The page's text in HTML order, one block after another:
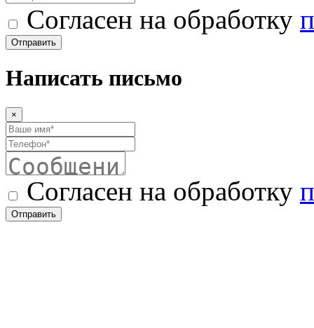
Согласен на обработку
Отправить
Написать письмо
×
Согласен на обработку
Отправить